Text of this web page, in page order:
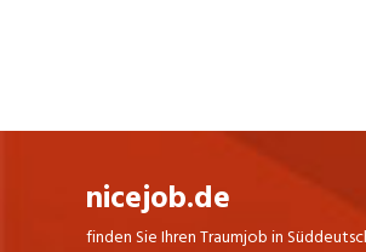
nicejob.de
finden Sie Ihren Traumjob in